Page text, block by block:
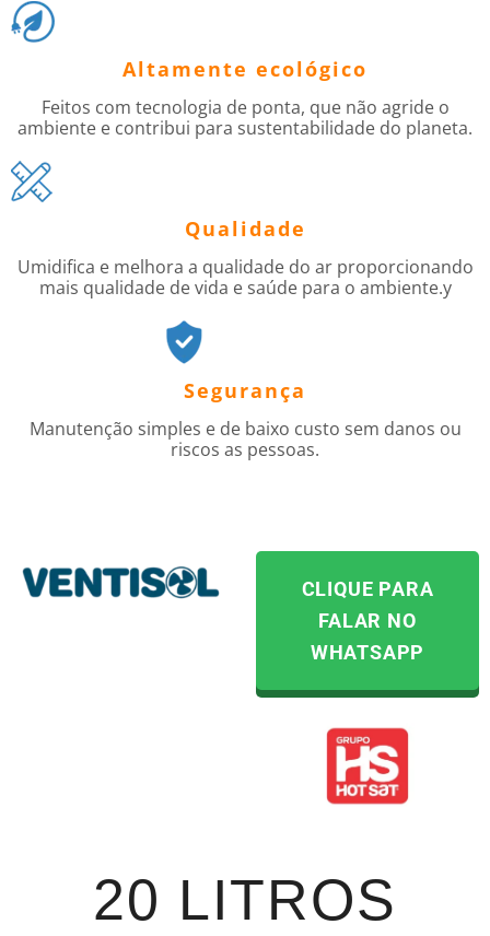
Altamente ecológico
Feitos com tecnologia de ponta, que não agride o
ambiente e contribui para sustentabilidade do planeta.
Qualidade
Umidifica e melhora a qualidade do ar proporcionando
mais qualidade de vida e saúde para o ambiente.y
Segurança
Manutenção simples e de baixo custo sem danos ou
riscos as pessoas.
CLIQUE PARA
FALAR NO
WHATSAPP
20 LITROS